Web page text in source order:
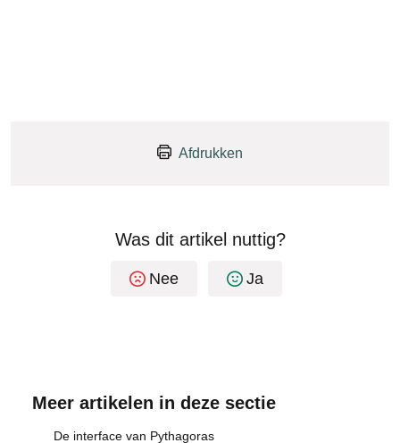
Afdrukken
Was dit artikel nuttig?
Nee Ja
Meer artikelen in deze sectie
De interface van Pythagoras